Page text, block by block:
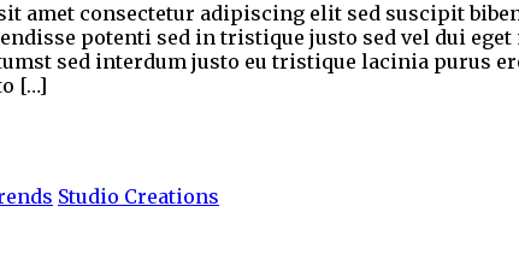
amet consectetur adipiscing elit sed suscipit
potenti sed in tristique justo sed vel dui
sed interdum justo eu tristique lacinia purus
[…]
Studio Creations